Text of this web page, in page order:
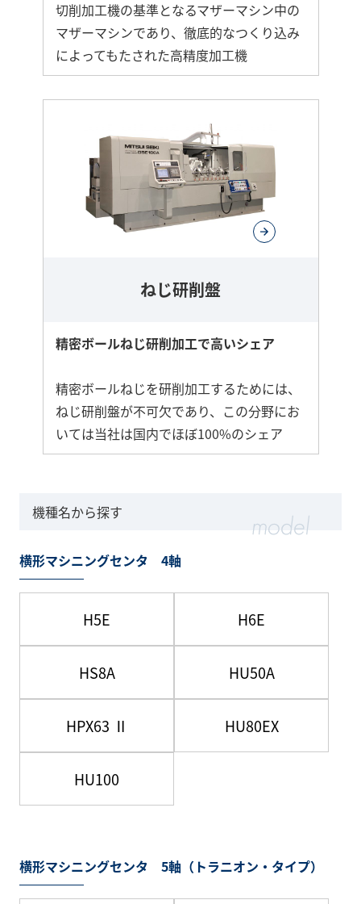
切削加工機の基準となるマザーマシン中の
マザーマシンであり、徹底的なつくり込み
によってもたされた高精度加工機
ねじ研削盤
精密ボールねじ研削加工で高いシェア
精密ボールねじを研削加工するためには、
ねじ研削盤が不可欠であり、この分野にお
いては当社は国内でほぼ100%のシェア
機種名から探す
横形マシニングセンタ 4軸
H5E H6E
HS8A HU50A
HPX63 Ⅱ HU80EX
HU100
横形マシニングセンタ 5軸（トラニオン・タイプ）